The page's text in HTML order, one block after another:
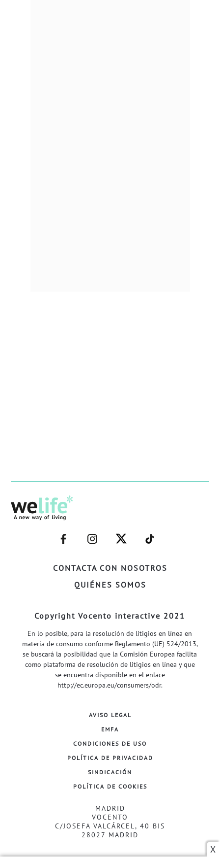
X
CONTACTA CON NOSOTROS
QUIÉNES SOMOS
–
FACEBOOK–
–
INSTAGRAM–
–
TWITTER–
–
WELIFE–
Copyright Vocento interactive 2021
En lo posible, para la resolución de litigios en línea en
materia de consumo conforme Reglamento (UE) 524/2013,
se buscará la posibilidad que la Comisión Europea facilita
como plataforma de resolución de litigios en línea y que
se encuentra disponible en el enlace
http://ec.europa.eu/consumers/odr.
AVISO LEGAL
EMFA
CONDICIONES DE USO
POLÍTICA DE PRIVACIDAD
SINDICACIÓN
POLÍTICA DE COOKIES
MADRID
VOCENTO
C/JOSEFA VALCÁRCEL, 40 BIS
28027 MADRID